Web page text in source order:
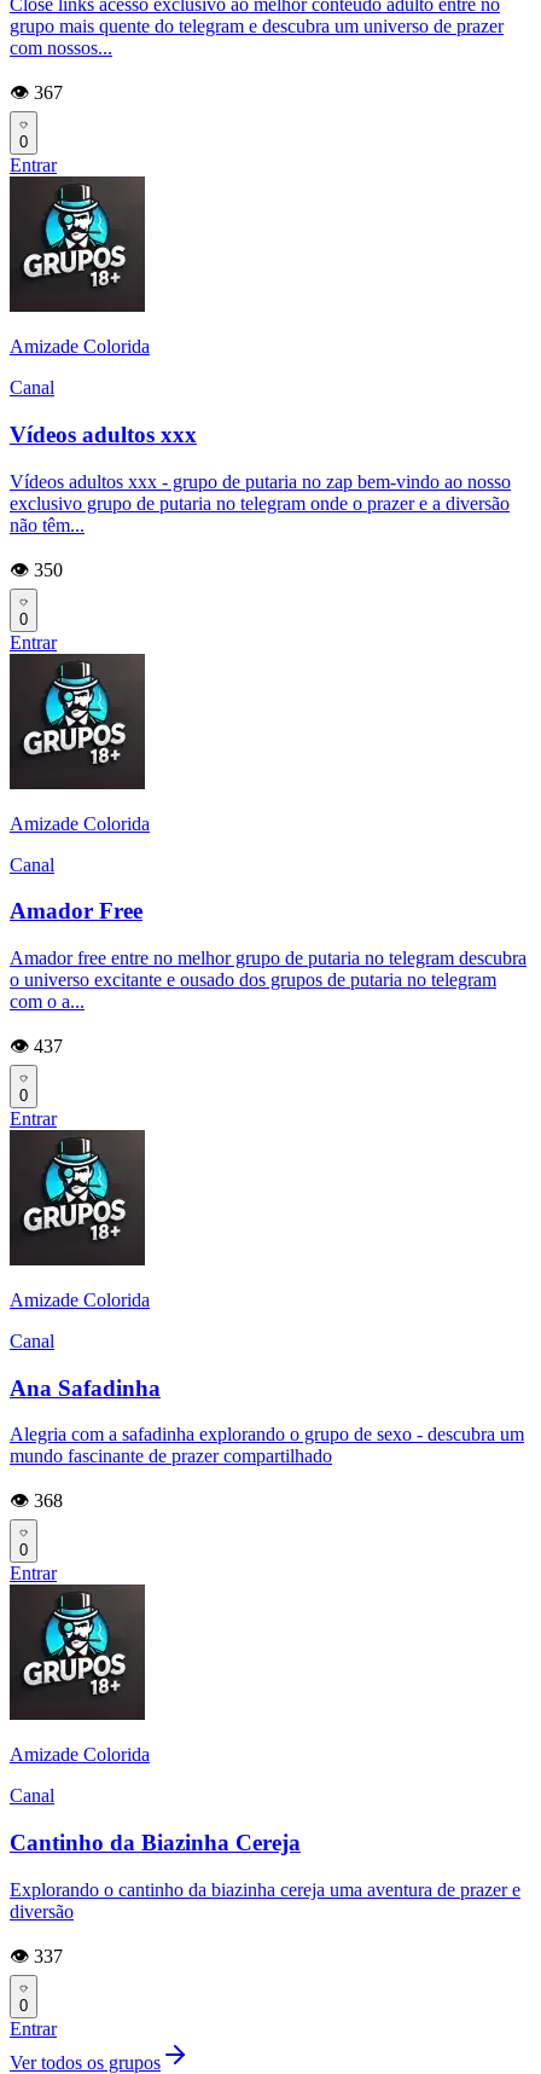
Close links acesso exclusivo ao melhor conteúdo adulto entre no
grupo mais quente do telegram e descubra um universo de prazer
com nossos...
👁️ 367
0
Entrar
Amizade Colorida
Canal
Vídeos adultos xxx
Vídeos adultos xxx - grupo de putaria no zap bem-vindo ao nosso
exclusivo grupo de putaria no telegram onde o prazer e a diversão
não têm...
👁️ 350
0
Entrar
Amizade Colorida
Canal
Amador Free
Amador free entre no melhor grupo de putaria no telegram descubra
o universo excitante e ousado dos grupos de putaria no telegram
com o a...
👁️ 437
0
Entrar
Amizade Colorida
Canal
Ana Safadinha
Alegria com a safadinha explorando o grupo de sexo - descubra um
mundo fascinante de prazer compartilhado
👁️ 368
0
Entrar
Amizade Colorida
Canal
Cantinho da Biazinha Cereja
Explorando o cantinho da biazinha cereja uma aventura de prazer e
diversão
👁️ 337
0
Entrar
Ver todos os grupos